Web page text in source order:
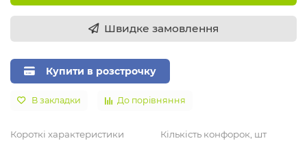
Швидке замовлення
Купити в розстрочку
В закладки До порівняння
Короткі характеристики Кількість конфорок, шт